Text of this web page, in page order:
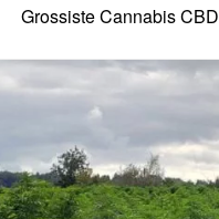
Grossiste Cannabis CBD